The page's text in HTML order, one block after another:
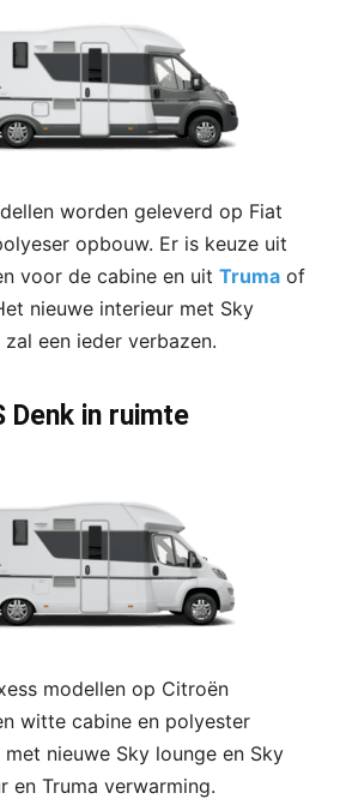
worden geleverd op Fiat
opbouw. Er is keuze uit
voor de cabine en uit Truma of
nieuwe interieur met Sky
een ieder verbazen.
Denk in ruimte
modellen op Citroën
witte cabine en polyester
nieuwe Sky lounge en Sky
en Truma verwarming.